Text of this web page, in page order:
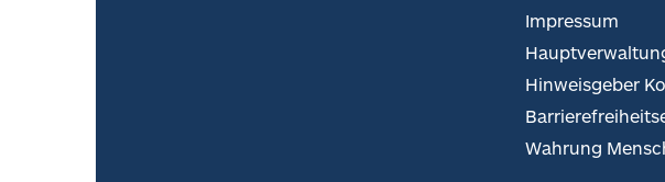
Impressum
Hinweisgeber
Wahrung